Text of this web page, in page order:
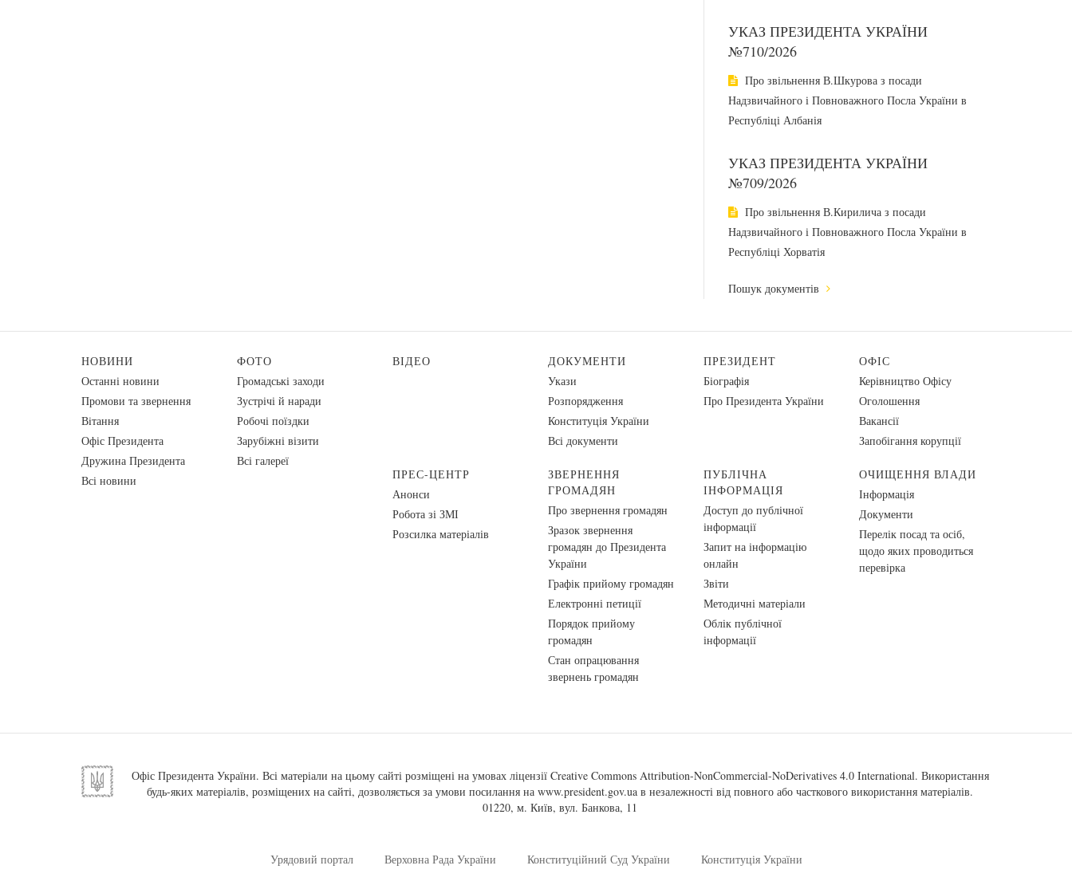
УКАЗ ПРЕЗИДЕНТА УКРАЇНИ
№710/2026
Про звільнення В.Шкурова з посади
Надзвичайного і Повноважного Посла України в
Республіці Албанія
УКАЗ ПРЕЗИДЕНТА УКРАЇНИ
№709/2026
Про звільнення В.Кирилича з посади
Надзвичайного і Повноважного Посла України в
Республіці Хорватія
Пошук документів
НОВИНИ
Останні новини
Промови та звернення
Вiтання
Офіс Президента
Дружина Президента
Всі новини
ФОТО
Громадські заходи
Зустрічі й наради
Робочі поїздки
Зарубіжні візити
Всі галереї
ВІДЕО
ДОКУМЕНТИ
Укази
Розпорядження
Конституція України
Всі документи
ПРЕЗИДЕНТ
Біографія
Про Президента України
ОФІС
Керівництво Офісу
Оголошення
Вакансії
Запобігання корупції
ПРЕС-ЦЕНТР
Анонси
Робота зі ЗМІ
Розсилка матеріалів
ЗВЕРНЕННЯ
ГРОМАДЯН
Про звернення громадян
Зразок звернення
громадян до Президента
України
Графік прийому громадян
Електронні петиції
Порядок прийому
громадян
Стан опрацювання
звернень громадян
ПУБЛІЧНА
ІНФОРМАЦІЯ
Доступ до публічної
інформації
Запит на інформацію
онлайн
Звіти
Методичні матеріали
Облік публічної
інформації
ОЧИЩЕННЯ ВЛАДИ
Інформація
Документи
Перелік посад та осіб,
щодо яких проводиться
перевірка
Офіс Президента України. Всі матеріали на цьому сайті розміщені на умовах ліцензії Creative Commons Attribution-NonCommercial-NoDerivatives 4.0 International. Використання
будь-яких матеріалів, розміщених на сайті, дозволяється за умови посилання на www.president.gov.ua в незалежності від повного або часткового використання матеріалів.
01220, м. Київ, вул. Банкова, 11
Урядовий портал Верховна Рада України Конституційний Суд України Конституція України